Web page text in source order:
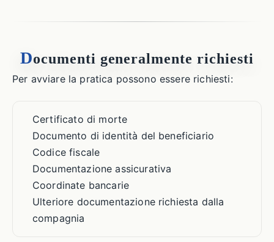
Documenti generalmente richiesti
Per avviare la pratica possono essere richiesti:
Certificato di morte
Documento di identità del beneficiario
Codice fiscale
Documentazione assicurativa
Coordinate bancarie
Ulteriore documentazione richiesta dalla
compagnia